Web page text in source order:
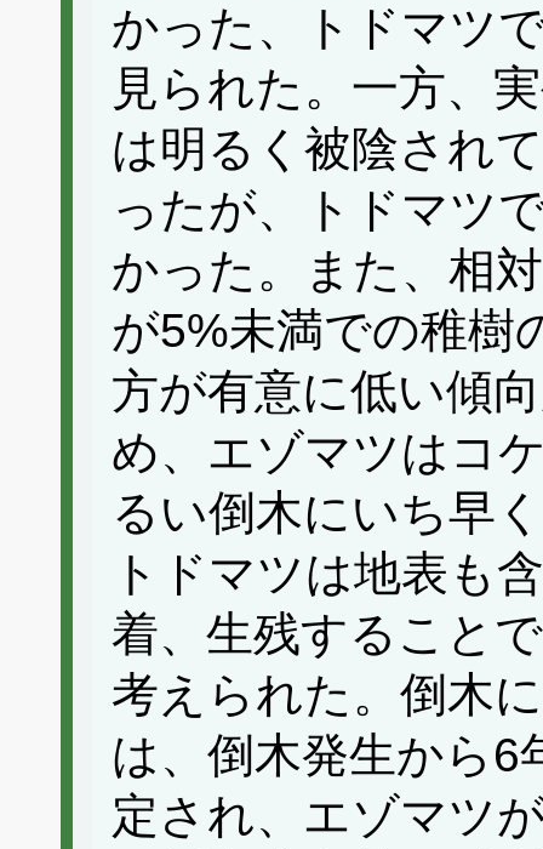
かった、トドマツ
見られた。一方、
は明るく被陰され
ったが、トドマツ
かった。また、相
が5%未満での稚樹
方が有意に低い傾
め、エゾマツはコ
るい倒木にいち早
トドマツは地表も
着、生残すること
考えられた。倒木
は、倒木発生から6
定され、エゾマツ